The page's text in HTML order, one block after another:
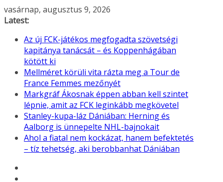
Skip
to
vasárnap, augusztus 9, 2026
Latest:
Az új FCK-játékos megfogadta szövetségi
kapitánya tanácsát – és Koppenhágában
kötött ki
Mellméret körüli vita rázta meg a Tour de
France Femmes mezőnyét
Markgráf Ákosnak éppen abban kell szintet
lépnie, amit az FCK leginkább megkövetel
Stanley-kupa-láz Dániában: Herning és
Aalborg is ünnepelte NHL-bajnokait
Ahol a fiatal nem kockázat, hanem befektetés
– tíz tehetség, aki berobbanhat Dániában